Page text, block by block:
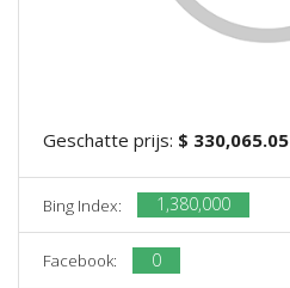
Geschatte prijs: $ 330,065.05
Bing Index: 1,380,000
Facebook: 0